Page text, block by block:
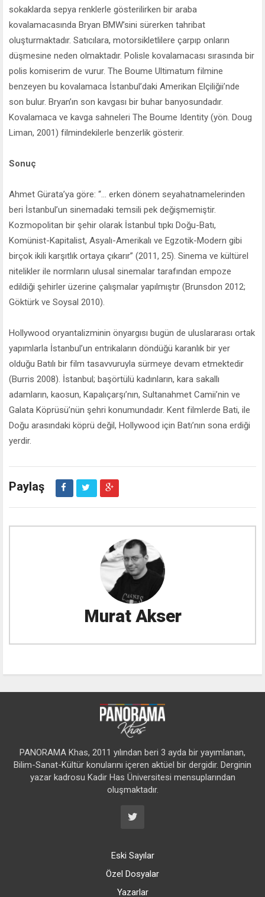
sokaklarda sepya renklerle gösterilirken bir araba
kovalamacasında Bryan BMW’sini sürerken tahribat
oluşturmaktadır. Satıcılara, motorsikletlilere çarpıp onların
düşmesine neden olmaktadır. Polisle kovalamacası sırasında bir
polis komiserim de vurur. The Boume Ultimatum filmine
benzeyen bu kovalamaca İstanbul’daki Amerikan Elçiliğii’nde
son bulur. Bryan’ın son kavgası bir buhar banyosundadır.
Kovalamaca ve kavga sahneleri The Boume Identity (yön. Doug
Liman, 2001) filmindekilerle benzerlik gösterir.
Sonuç
Ahmet Gürata’ya göre: “... erken dönem seyahatnamelerinden
beri İstanbul’un sinemadaki temsili pek değişmemiştir.
Kozmopolitan bir şehir olarak İstanbul tıpkı Doğu-Batı,
Komünist-Kapitalist, Asyalı-Amerikalı ve Egzotik-Modern gibi
birçok ikili karşıtlık ortaya çıkarır” (2011, 25). Sinema ve kültürel
nitelikler ile normların ulusal sinemalar tarafından empoze
edildiği şehirler üzerine çalışmalar yapılmıştır (Brunsdon 2012;
Göktürk ve Soysal 2010).
Hollywood oryantalizminin önyargısı bugün de uluslararası ortak
yapımlarla İstanbul’un entrikaların döndüğü karanlık bir yer
olduğu Batılı bir film tasavvuruyla sürmeye devam etmektedir
(Burris 2008). İstanbul; başörtülü kadınların, kara sakallı
adamların, kaosun, Kapalıçarşı’nın, Sultanahmet Camii’nin ve
Galata Köprüsü’nün şehri konumundadır. Kent filmlerde Bati, ile
Doğu arasındaki köprü değil, Hollywood için Batı’nın sona erdiği
yerdir.
Paylaş
Murat Akser
PANORAMA Khas, 2011 yılından beri 3 ayda bir yayımlanan,
Bilim-Sanat-Kültür konularını içeren aktüel bir dergidir. Derginin
yazar kadrosu Kadir Has Üniversitesi mensuplarından
oluşmaktadır.
Eski Sayılar
Özel Dosyalar
Yazarlar